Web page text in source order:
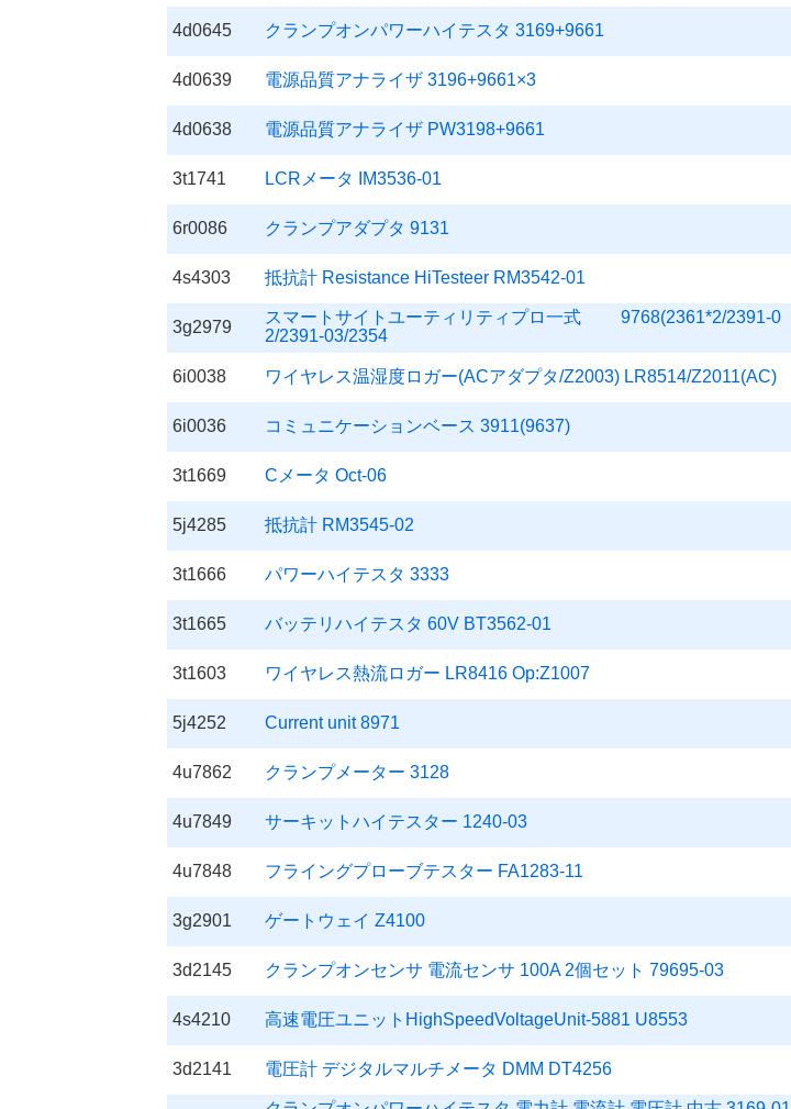
4d0645 クランプオンパワーハイテスタ 3169+9661
4d0639 電源品質アナライザ 3196+9661×3
4d0638 電源品質アナライザ PW3198+9661
3t1741 LCRメータ IM3536-01
6r0086 クランプアダプタ 9131
4s4303 抵抗計 Resistance HiTesteer RM3542-01
3g2979
スマートサイトユーティリティプロ一式 9768(2361*2/2391-0
2/2391-03/2354
6i0038 ワイヤレス温湿度ロガー(ACアダプタ/Z2003) LR8514/Z2011(AC)
6i0036 コミュニケーションベース 3911(9637)
3t1669 Cメータ Oct-06
5j4285 抵抗計 RM3545-02
3t1666 パワーハイテスタ 3333
3t1665 バッテリハイテスタ 60V BT3562-01
3t1603 ワイヤレス熱流ロガー LR8416 Op:Z1007
5j4252 Current unit 8971
4u7862 クランプメーター 3128
4u7849 サーキットハイテスター 1240-03
4u7848 フライングプローブテスター FA1283-11
3g2901 ゲートウェイ Z4100
3d2145 クランプオンセンサ 電流センサ 100A 2個セット 79695-03
4s4210 高速電圧ユニットHighSpeedVoltageUnit-5881 U8553
3d2141 電圧計 デジタルマルチメータ DMM DT4256